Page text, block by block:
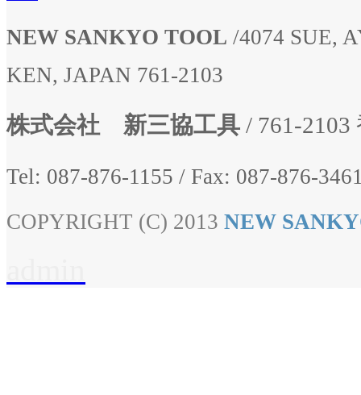
NEW SANKYO TOOL /4074 SUE,
KEN, JAPAN 761-2103
株式会社 新三協工具 / 761-
Tel: 087-876-1155 / Fax: 087-876-
COPYRIGHT (C) 2013 NEW